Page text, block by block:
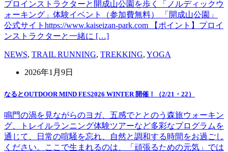
プロインストラクターと開成山公園を歩く「ノルディックウ
ォーキング」体験イベント（参加費無料） 「開成山公園」
公式サイトhttps://www.kaiseizan-park.com 【ポイント】プロイ
ンストラクターと一緒に […]
NEWS, TRAIL RUNNING, TREKKING, YOGA
2026年1月9日
なるとOUTDOOR MIND FES2026 WINTER 開催！（2/21・22）
鳴門の渦を見ながらのヨガ、五感でととのう森旅ウォーキン
グ、トレイルランニング体験ツアーなど多彩なプログラムを
通じて、日常の喧騒を忘れ、自然と調和する時間をお過ごし
ください。ここで生まれるのは、「頑張るための元気」では